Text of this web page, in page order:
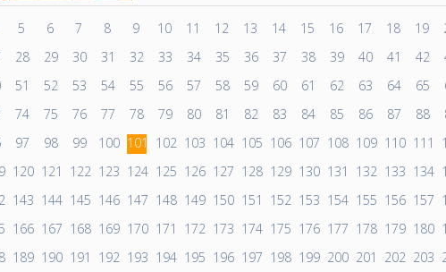
5 6 7 8 9 10 11 12 13 14 15 16 17 18 19
28 29 30 31 32 33 34 35 36 37 38 39 40 41 42
51 52 53 54 55 56 57 58 59 60 61 62 63 64 65
74 75 76 77 78 79 80 81 82 83 84 85 86 87 88
97 98 99 100 101 102 103 104 105 106 107 108 109 110 111
120 121 122 123 124 125 126 127 128 129 130 131 132 133 134
143 144 145 146 147 148 149 150 151 152 153 154 155 156 157
166 167 168 169 170 171 172 173 174 175 176 177 178 179 180
189 190 191 192 193 194 195 196 197 198 199 200 201 202 203